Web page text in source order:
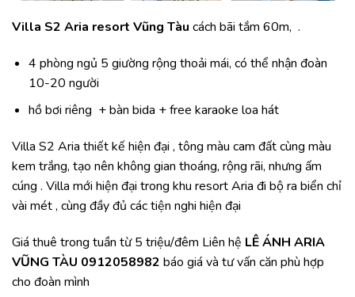
Villa S2 Aria resort Vũng Tàu cách bãi tắm 60m, .
4 phòng ngủ 5 giường rộng thoải mái, có thể nhận đoàn
10-20 người
hồ bơi riêng + bàn bida + free karaoke loa hát
Villa S2 Aria thiết kế hiện đại , tông màu cam đất cùng màu
kem trắng, tạo nên không gian thoáng, rộng rãi, nhưng ấm
cúng . Villa mới hiện đại trong khu resort Aria đi bộ ra biển chỉ
vài mét , cùng đầy đủ các tiện nghi hiện đại
Giá thuê trong tuần từ 5 triệu/đêm Liên hệ LÊ ÁNH ARIA
VŨNG TÀU 0912058982 báo giá và tư vấn căn phù hợp
cho đoàn mình